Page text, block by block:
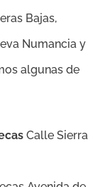
Bajas,
Numancia y
algunas de
Calle Sierra